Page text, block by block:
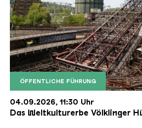
ÖFFENTLICHE FÜHRUNG
Der Erzschrägaufzug der
Copyright: Weltkulturerbe
04.09.2026, 11:30 Uhr
Das Weltkulturerbe Völklinger